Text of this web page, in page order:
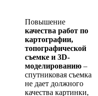
Повышение
качества работ по
картографии,
топографической
съемке и 3D-
моделированию –
спутниковая съемка
не дает должного
качества картинки,